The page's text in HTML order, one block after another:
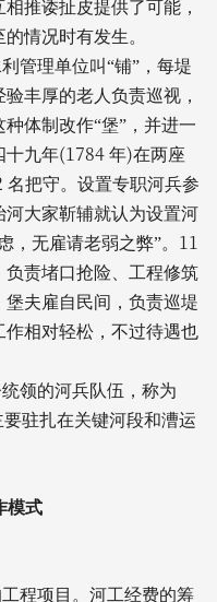
推诿扯皮提供了可能，
情况时有发生。
管理单位叫“铺”，每堤
丰厚的老人负责巡视，
体制改作“堡”，并进一
十九年(1784 年)在两座
名把守。设置专职河兵参
大家靳辅就认为设置河
，无雇请老弱之弊”。 11
责堵口抢险、工程修筑
夫雇自民间，负责巡堤
相对轻松，不过待遇也
领的河兵队伍，称为
驻扎在关键河段和漕运
模式
程项目。河工经费的筹